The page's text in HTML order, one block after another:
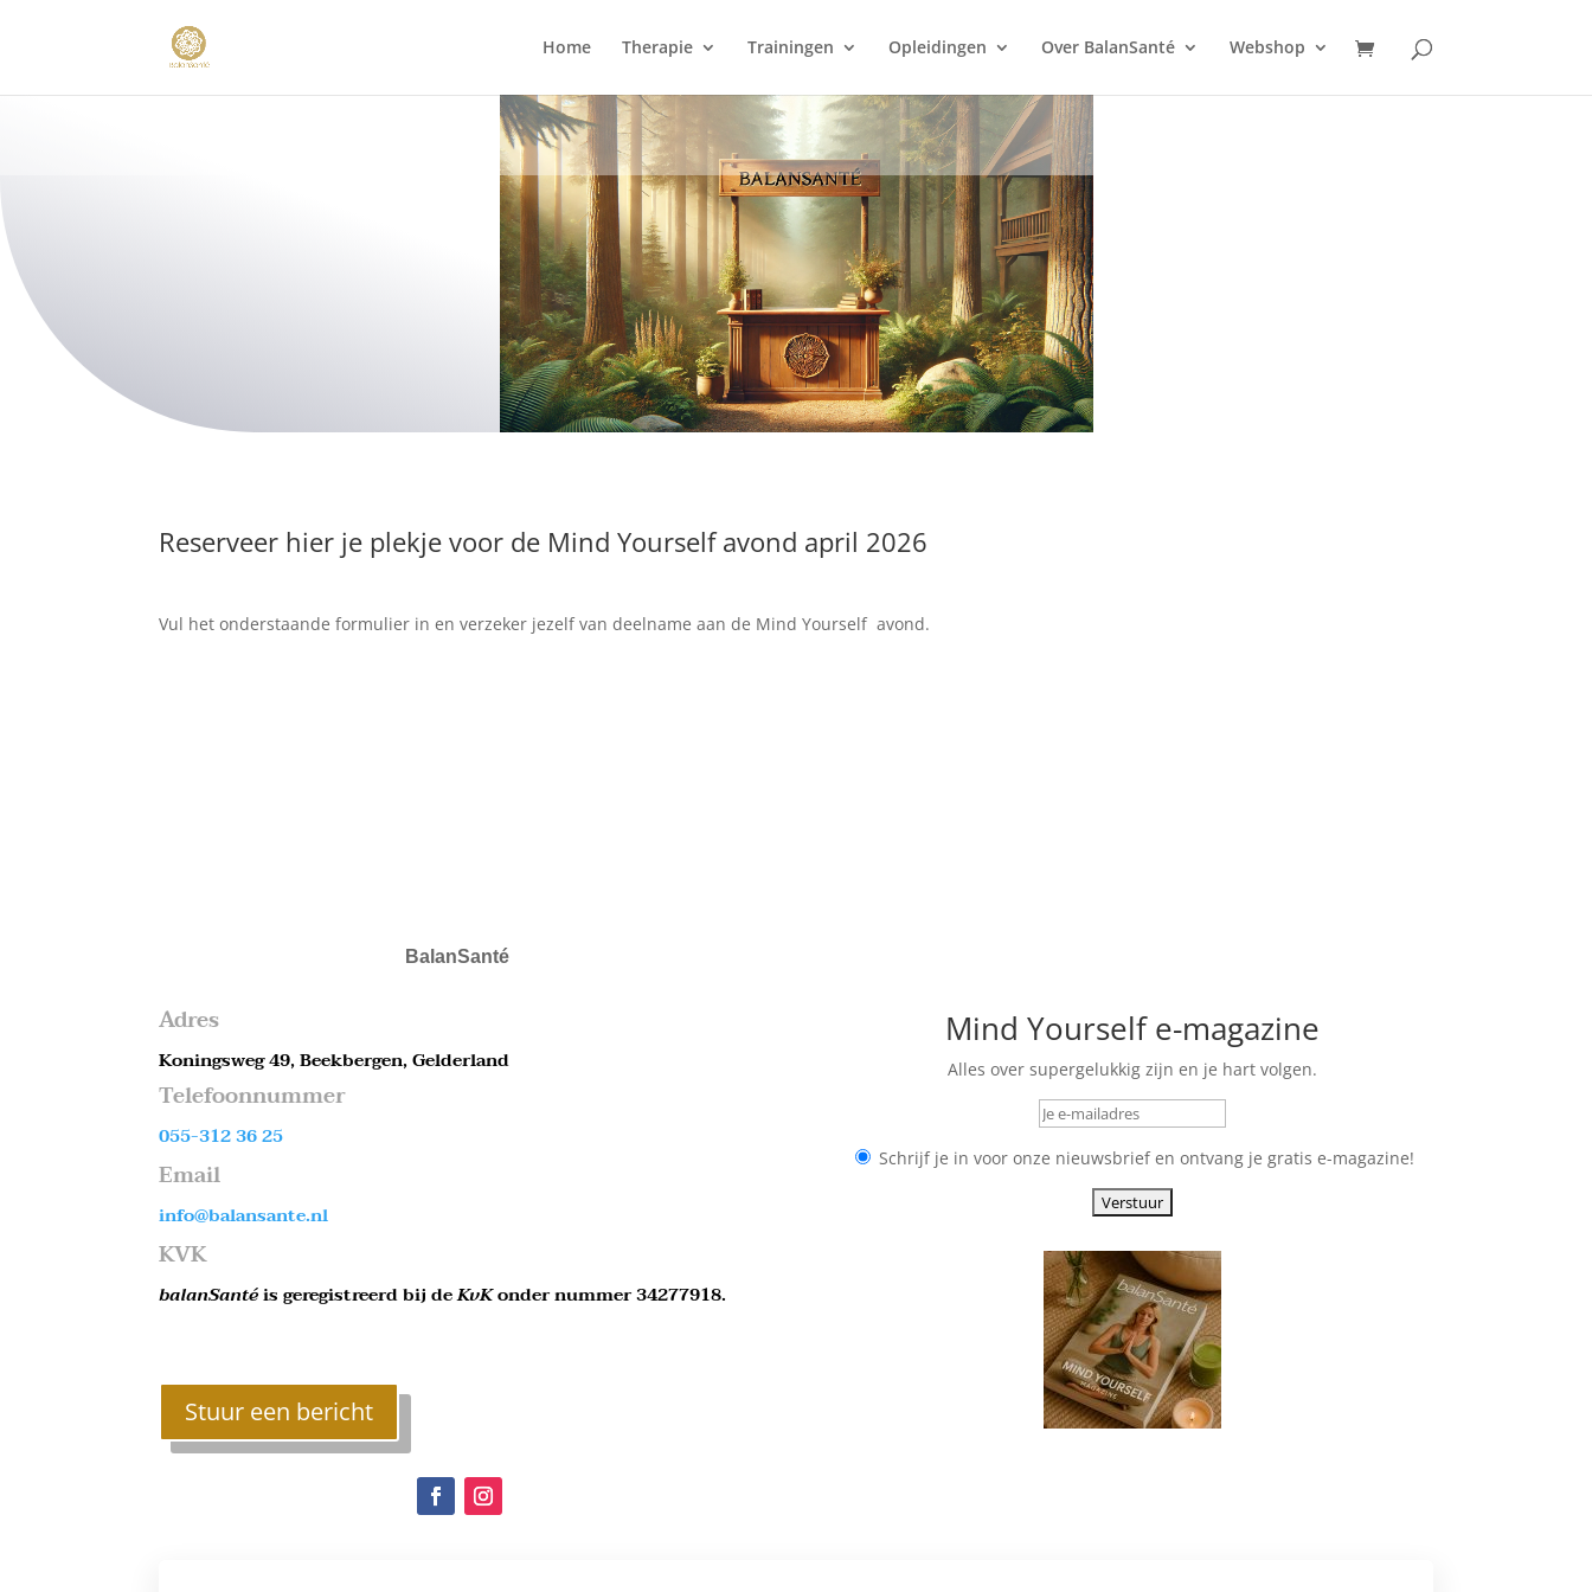
Home Therapie Trainingen Opleidingen Over BalanSanté Webshop
Reserveer hier je plekje voor de Mind Yourself avond april 2026
Vul het onderstaande formulier in en verzeker jezelf van deelname aan de Mind Yourself avond.
BalanSanté
Adres
Koningsweg 49, Beekbergen, Gelderland
Telefoonnummer
055-312 36 25
Email
info@balansante.nl
KVK
balanSantéis geregistreerd bij deKvKonder nummer 34277918.
Stuur een bericht
Mind Yourself e-magazine
Alles over supergelukkig zijn en je hart volgen.
Schrijf je in voor onze nieuwsbrief en ontvang je gratis e-magazine!